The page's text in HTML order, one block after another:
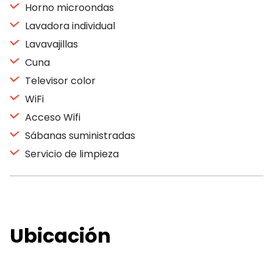
Horno microondas
Lavadora individual
Lavavajillas
Cuna
Televisor color
WiFi
Acceso Wifi
Sábanas suministradas
Servicio de limpieza
Ubicación